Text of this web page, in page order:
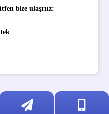
bize ulaşınız: